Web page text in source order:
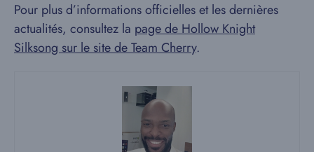
Pour plus d’informations officielles et les dernières
actualités, consultez la page de Hollow Knight
Silksong sur le site de Team Cherry.